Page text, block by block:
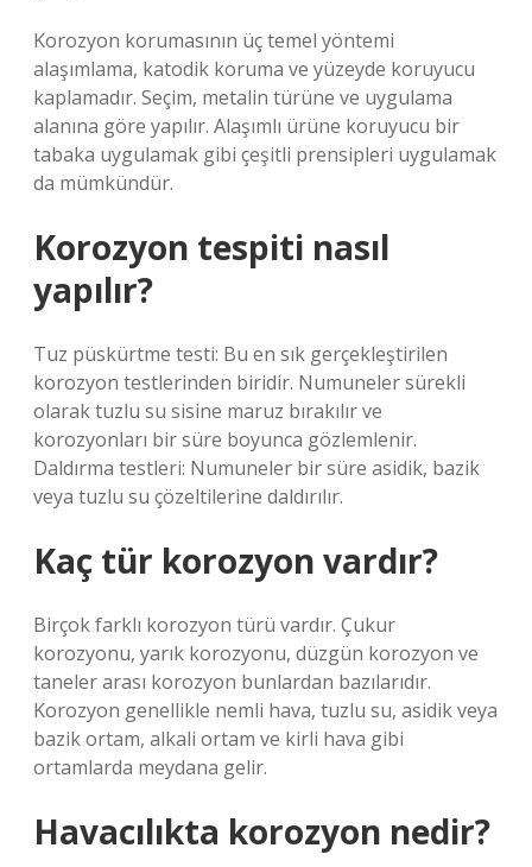
Korozyon korumasının üç temel yöntemi
alaşımlama, katodik koruma ve yüzeyde koruyucu
kaplamadır. Seçim, metalin türüne ve uygulama
alanına göre yapılır. Alaşımlı ürüne koruyucu bir
tabaka uygulamak gibi çeşitli prensipleri uygulamak
da mümkündür.
Korozyon tespiti nasıl
yapılır?
Tuz püskürtme testi: Bu en sık gerçekleştirilen
korozyon testlerinden biridir. Numuneler sürekli
olarak tuzlu su sisine maruz bırakılır ve
korozyonları bir süre boyunca gözlemlenir.
Daldırma testleri: Numuneler bir süre asidik, bazik
veya tuzlu su çözeltilerine daldırılır.
Kaç tür korozyon vardır?
Birçok farklı korozyon türü vardır. Çukur
korozyonu, yarık korozyonu, düzgün korozyon ve
taneler arası korozyon bunlardan bazılarıdır.
Korozyon genellikle nemli hava, tuzlu su, asidik veya
bazik ortam, alkali ortam ve kirli hava gibi
ortamlarda meydana gelir.
Havacılıkta korozyon nedir?